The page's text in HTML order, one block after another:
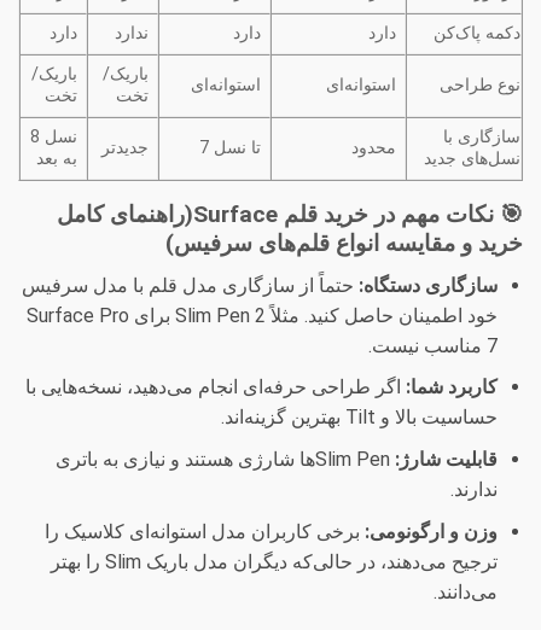
دکمه پاک‌کن
دارد دارد ندارد دارد
نوع طراحی استوانه‌ای استوانه‌ای
باریک/
تخت
باریک/
تخت
سازگاری با
نسل‌های جدید
محدود تا نسل 7 جدیدتر
نسل 8
به بعد
🎯 نکات مهم در خرید قلم Surface(راهنمای کامل
خرید و مقایسه انواع قلم‌های سرفیس)
سازگاری دستگاه: حتماً از سازگاری مدل قلم با مدل سرفیس
خود اطمینان حاصل کنید. مثلاً Slim Pen 2 برای Surface Pro
7 مناسب نیست.
کاربرد شما: اگر طراحی حرفه‌ای انجام می‌دهید، نسخه‌هایی با
حساسیت بالا و Tilt بهترین گزینه‌اند.
قابلیت شارژ:
Slim Penها شارژی هستند و نیازی به باتری
ندارند.
وزن و ارگونومی: برخی کاربران مدل استوانه‌ای کلاسیک را
ترجیح می‌دهند، در حالی‌که دیگران مدل باریک Slim را بهتر
می‌دانند.